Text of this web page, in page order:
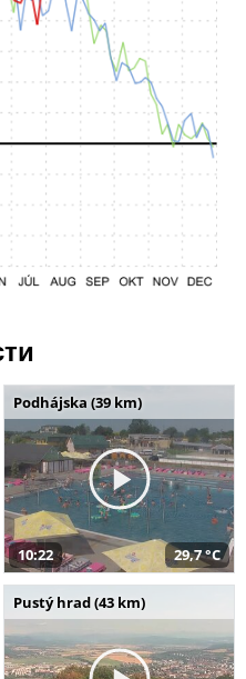
Podhájska (39 km)
10:22 29,7 °C
Pustý hrad (43 km)